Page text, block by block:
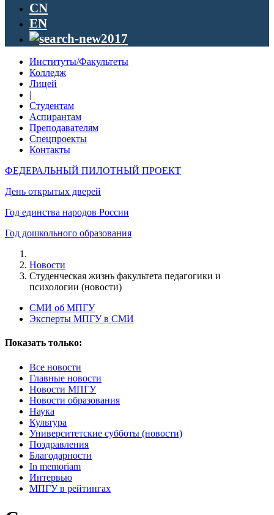
CN
EN
Институты/Факультеты
Колледж
Лицей
|
Студентам
Аспирантам
Преподавателям
Спецпроекты
Контакты
ФЕДЕРАЛЬНЫЙ ПИЛОТНЫЙ ПРОЕКТ
День открытых дверей
Год единства народов России
Год дошкольного образования
Новости
Студенческая жизнь факультета педагогики и
психологии (новости)
СМИ об МПГУ
Эксперты МПГУ в СМИ
Показать только:
Все новости
Главные новости
Новости МПГУ
Новости образования
Наука
Культура
Университетские субботы (новости)
Поздравления
Благодарности
In memoriam
Интервью
МПГУ в рейтингах